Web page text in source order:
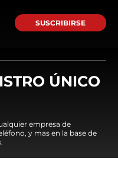
SUSCRIBIRSE
ÚNICO
empresa de
y mas en la base de